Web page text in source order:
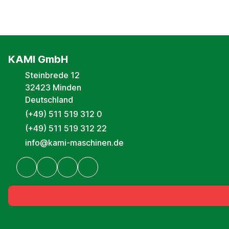
KAMI GmbH
Steinbrede 12
32423 Minden
Deutschland
(+49) 511 519 312 0
(+49) 511 519 312 22
info@kami-maschinen.de